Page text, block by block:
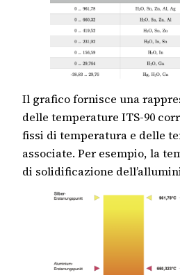
Il grafico fornisce una
delle temperature ITS-90
fissi di temperatura e delle
associate. Per esempio, la
di solidificazione